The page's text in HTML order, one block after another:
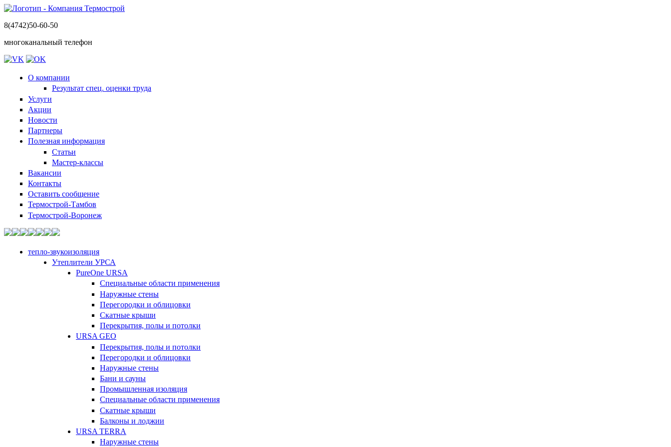
8(4742)50-60-50
многоканальный телефон
О компании
Результат спец. оценки труда
Услуги
Акции
Новости
Партнеры
Полезная информация
Статьи
Мастер-классы
Вакансии
Контакты
Оставить сообщение
Термострой-Тамбов
Термострой-Воронеж
тепло-звукоизоляция
Утеплители УРСА
PureOne URSA
Специальные области применения
Наружные стены
Перегородки и облицовки
Скатные крыши
Перекрытия, полы и потолки
URSA GEO
Перекрытия, полы и потолки
Перегородки и облицовки
Наружные стены
Бани и сауны
Промышленная изоляция
Специальные области применения
Скатные крыши
Балконы и лоджии
URSA TERRA
Наружные стены